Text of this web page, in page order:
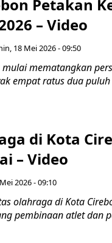
Petakan
– Video
18 Mei 2026 - 09:50
mulai mematangkan
empat ratus dua
di Kota
– Video
2026 - 09:10
olahraga di Kota
pembinaan atlet dan